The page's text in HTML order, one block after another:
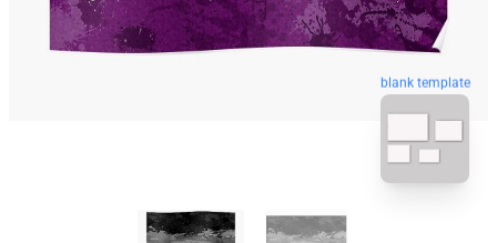
blank template